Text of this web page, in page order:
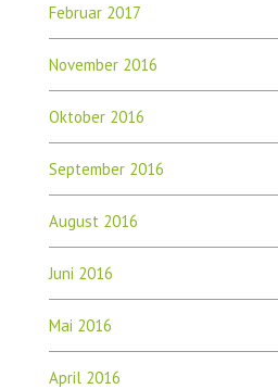
Februar 2017
November 2016
Oktober 2016
September 2016
August 2016
Juni 2016
Mai 2016
April 2016